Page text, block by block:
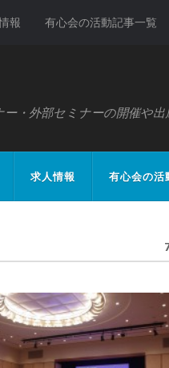
報 有心会の活動記事一覧
・外部セミナーの開催や
求人情報 有心会の活